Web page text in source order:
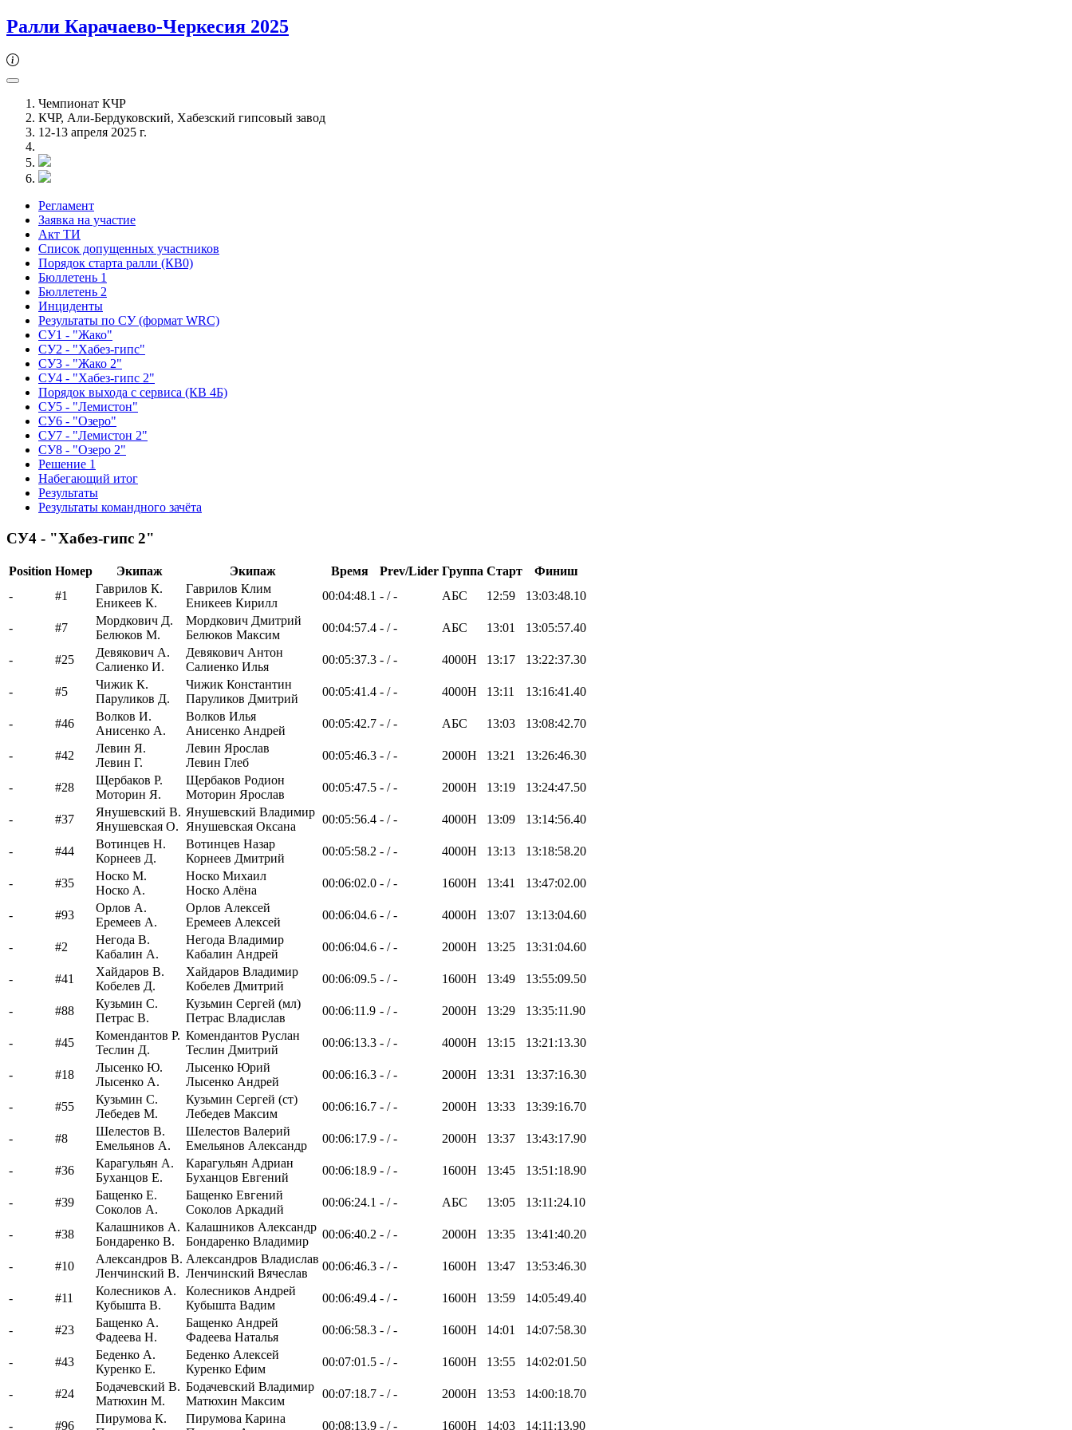
Ралли Карачаево-Черкесия 2025
Чемпионат КЧР
КЧР, Али-Бердуковский, Хабезский гипсовый завод
12-13 апреля 2025 г.
Регламент
Заявка на участие
Акт ТИ
Список допущенных участников
Порядок старта ралли (КВ0)
Бюллетень 1
Бюллетень 2
Инциденты
Результаты по СУ (формат WRC)
СУ1 - "Жако"
СУ2 - "Хабез-гипс"
СУ3 - "Жако 2"
СУ4 - "Хабез-гипс 2"
Порядок выхода с сервиса (КВ 4Б)
СУ5 - "Лемистон"
СУ6 - "Озеро"
СУ7 - "Лемистон 2"
СУ8 - "Озеро 2"
Решение 1
Набегающий итог
Результаты
Результаты командного зачёта
СУ4 - "Хабез-гипс 2"
Position Номер Экипаж Экипаж Время Prev/Lider Группа Старт
Финиш
-
#1
Гаврилов К.
Еникеев К.
Гаврилов Клим
Еникеев Кирилл
00:04:48.1 - / - АБС 12:59 13:03:48.10
- #7
Мордкович Д.
Белюков М.
Мордкович Дмитрий
Белюков Максим
00:04:57.4 - / - АБС 13:01 13:05:57.40
- #25
Девякович А.
Салиенко И.
Девякович Антон
Салиенко Илья
00:05:37.3 - / - 4000H 13:17 13:22:37.30
- #5
Чижик К.
Паруликов Д.
Чижик Константин
Паруликов Дмитрий
00:05:41.4 - / - 4000H 13:11 13:16:41.40
- #46
Волков И.
Анисенко А.
Волков Илья
Анисенко Андрей
00:05:42.7 - / - АБС 13:03 13:08:42.70
- #42
Левин Я.
Левин Г.
Левин Ярослав
Левин Глеб
00:05:46.3 - / - 2000H 13:21 13:26:46.30
- #28
Щербаков Р.
Моторин Я.
Щербаков Родион
Моторин Ярослав
00:05:47.5 - / - 2000H 13:19 13:24:47.50
- #37
Янушевский В.
Янушевская О.
Янушевский Владимир
Янушевская Оксана
00:05:56.4 - / - 4000H 13:09 13:14:56.40
- #44
Вотинцев Н.
Корнеев Д.
Вотинцев Назар
Корнеев Дмитрий
00:05:58.2 - / - 4000H 13:13 13:18:58.20
- #35
Носко М.
Носко А.
Носко Михаил
Носко Алёна
00:06:02.0 - / - 1600H 13:41 13:47:02.00
- #93
Орлов А.
Еремеев А.
Орлов Алексей
Еремеев Алексей
00:06:04.6 - / - 4000H 13:07 13:13:04.60
- #2
Негода В.
Кабалин А.
Негода Владимир
Кабалин Андрей
00:06:04.6 - / - 2000H 13:25 13:31:04.60
- #41
Хайдаров В.
Кобелев Д.
Хайдаров Владимир
Кобелев Дмитрий
00:06:09.5 - / - 1600H 13:49 13:55:09.50
- #88
Кузьмин С.
Петрас В.
Кузьмин Сергей (мл)
Петрас Владислав
00:06:11.9 - / - 2000H 13:29 13:35:11.90
- #45
Комендантов Р.
Теслин Д.
Комендантов Руслан
Теслин Дмитрий
00:06:13.3 - / - 4000H 13:15 13:21:13.30
- #18
Лысенко Ю.
Лысенко А.
Лысенко Юрий
Лысенко Андрей
00:06:16.3 - / - 2000H 13:31 13:37:16.30
- #55
Кузьмин С.
Лебедев М.
Кузьмин Сергей (ст)
Лебедев Максим
00:06:16.7 - / - 2000H 13:33 13:39:16.70
- #8
Шелестов В.
Емельянов А.
Шелестов Валерий
Емельянов Александр
00:06:17.9 - / - 2000H 13:37 13:43:17.90
- #36
Карагульян А.
Буханцов Е.
Карагульян Адриан
Буханцов Евгений
00:06:18.9 - / - 1600H 13:45 13:51:18.90
- #39
Бащенко Е.
Соколов А.
Бащенко Евгений
Соколов Аркадий
00:06:24.1 - / - АБС 13:05 13:11:24.10
- #38
Калашников А.
Бондаренко В.
Калашников Александр
Бондаренко Владимир
00:06:40.2 - / - 2000H 13:35 13:41:40.20
- #10
Александров В.
Ленчинский В.
Александров Владислав
Ленчинский Вячеслав
00:06:46.3 - / - 1600H 13:47 13:53:46.30
- #11
Колесников А.
Кубышта В.
Колесников Андрей
Кубышта Вадим
00:06:49.4 - / - 1600H 13:59 14:05:49.40
- #23
Бащенко А.
Фадеева Н.
Бащенко Андрей
Фадеева Наталья
00:06:58.3 - / - 1600H 14:01 14:07:58.30
- #43
Беденко А.
Куренко Е.
Беденко Алексей
Куренко Ефим
00:07:01.5 - / - 1600H 13:55 14:02:01.50
- #24
Бодачевский В.
Матюхин М.
Бодачевский Владимир
Матюхин Максим
00:07:18.7 - / - 2000H 13:53 14:00:18.70
- #96
Пирумова К.
Пирумова Карина
00:08:13.9 - / - 1600H 14:03 14:11:13.90